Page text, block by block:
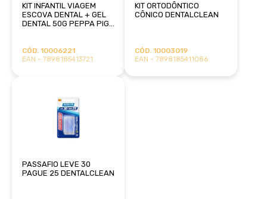
KIT INFANTIL VIAGEM
ESCOVA DENTAL + GEL
DENTAL 50G PEPPA PIG
CÓD. 10006221
EAN - 7898185413721
KIT ORTODÔNTICO
CÔNICO DENTALCLEAN
CÓD. 10003019
EAN - 7898185411086
PASSAFIO LEVE 30
PAGUE 25 DENTALCLEAN